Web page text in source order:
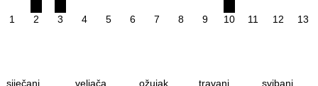
1 2 3 4 5 6 7 8 9 10 11 12 13
siječanj veljača ožujak travanj svibanj